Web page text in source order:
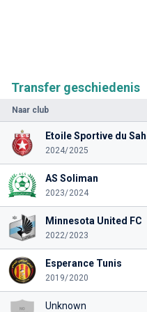
Transfer geschiedenis
Naar club
Etoile Sportive du
2024/2025
AS Soliman
2023/2024
Minnesota United FC
2022/2023
Esperance Tunis
2019/2020
Unknown